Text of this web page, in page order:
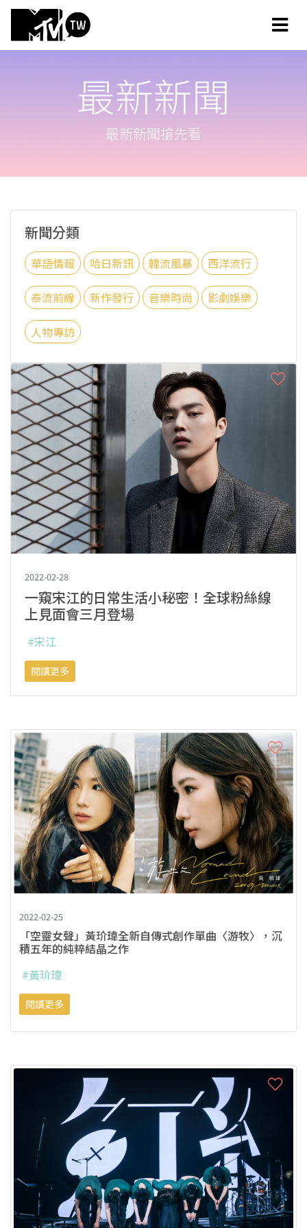
最新新聞
最新新聞搶先看
新聞分類
華語情報 哈日新訊 韓流風暴 西洋流行
泰流前線 新作發行 音樂時尚 影劇娛樂
人物專訪
2022-02-28
一窺宋江的日常生活小秘密！全球粉絲線
上見面會三月登場
#宋江
閱讀更多
2022-02-25
「空靈女聲」黃玠瑋全新自傳式創作單曲〈游牧〉，沉
積五年的純粹結晶之作
#黃玠瑋
閱讀更多